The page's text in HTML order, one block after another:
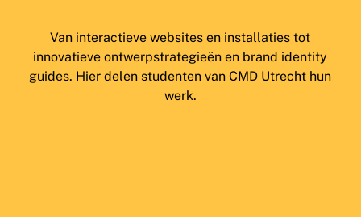
Van interactieve websites en installaties tot
innovatieve ontwerpstrategieën en brand identity
guides. Hier delen studenten van CMD Utrecht hun
werk.